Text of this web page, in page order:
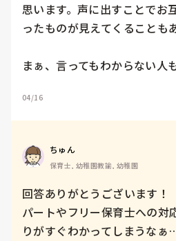
思います。声に出すことでお
ったものが見えてくることも
まぁ、言ってもわからない人
04/16
ちゅん
保育士, 幼稚園教諭, 幼稚園
回答ありがとうございます！
パートやフリー保育士への対
りがすぐわかってしまうな